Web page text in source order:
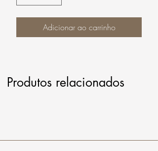
Adicionar ao carrinho
Produtos relacionados